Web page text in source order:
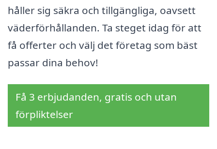
håller sig säkra och tillgängliga, oavsett
väderförhållanden. Ta steget idag för att
få offerter och välj det företag som bäst
passar dina behov!
Få 3 erbjudanden, gratis och utan
förpliktelser